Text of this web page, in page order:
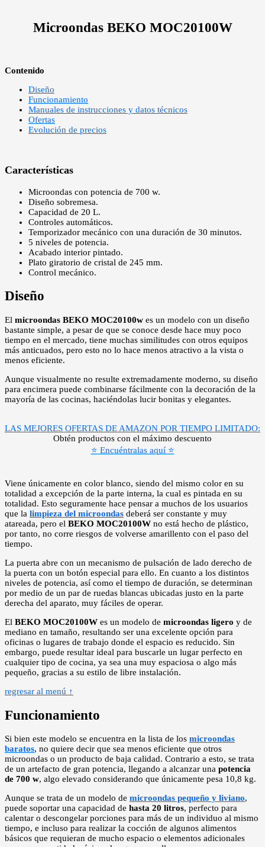
Microondas BEKO MOC20100W
Contenido
Diseño
Funcionamiento
Manuales de instrucciones y datos técnicos
Ofertas
Evolución de precios
Características
Microondas con potencia de 700 w.
Diseño sobremesa.
Capacidad de 20 L.
Controles automáticos.
Temporizador mecánico con una duración de 30 minutos.
5 niveles de potencia.
Acabado interior pintado.
Plato giratorio de cristal de 245 mm.
Control mecánico.
Diseño
El microondas BEKO MOC20100w es un modelo con un diseño
bastante simple, a pesar de que se conoce desde hace muy poco
tiempo en el mercado, tiene muchas similitudes con otros equipos
más anticuados, pero esto no lo hace menos atractivo a la vista o
menos eficiente.
Aunque visualmente no resulte extremadamente moderno, su diseño
para encimera puede combinarse fácilmente con la decoración de la
mayoría de las cocinas, haciéndolas lucir bonitas y elegantes.
LAS MEJORES OFERTAS DE AMAZON POR TIEMPO LIMITADO:
Obtén productos con el máximo descuento
⭐ Encuéntralas aquí ⭐
Viene únicamente en color blanco, siendo del mismo color en su
totalidad a excepción de la parte interna, la cual es pintada en su
totalidad. Esto seguramente hace pensar a muchos de los usuarios
que la limpieza del microondas deberá ser constante y muy
atareada, pero el BEKO MOC20100W no está hecho de plástico,
por tanto, no corre riesgos de volverse amarillento con el paso del
tiempo.
La puerta abre con un mecanismo de pulsación de lado derecho de
la puerta con un botón especial para ello. En cuanto a los distintos
niveles de potencia, así como el tiempo de duración, se determinan
por medio de un par de ruedas blancas ubicadas justo en la parte
derecha del aparato, muy fáciles de operar.
El BEKO MOC20100W es un modelo de microondas ligero y de
mediano en tamaño, resultando ser una excelente opción para
oficinas o lugares de trabajo donde el espacio es reducido. Sin
embargo, puede resultar ideal para buscarle un lugar perfecto en
cualquier tipo de cocina, ya sea una muy espaciosa o algo más
pequeño, gracias a su estilo de libre instalación.
regresar al menú ↑
Funcionamiento
Si bien este modelo se encuentra en la lista de los microondas
baratos, no quiere decir que sea menos eficiente que otros
microondas o un producto de baja calidad. Contrario a esto, se trata
de un artefacto de gran potencia, llegando a alcanzar una potencia
de 700 w, algo elevado considerando que únicamente pesa 10,8 kg.
Aunque se trata de un modelo de microondas pequeño y liviano,
puede soportar una capacidad de hasta 20 litros, perfecto para
calentar o descongelar porciones para más de un individuo al mismo
tiempo, e incluso para realizar la cocción de algunos alimentos
básicos que requieran de mucho espacio o elementos adicionales